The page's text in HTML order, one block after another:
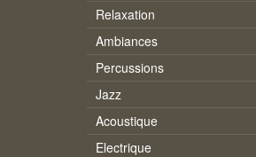
Relaxation
Ambiances
Percussions
Jazz
Acoustique
Electrique